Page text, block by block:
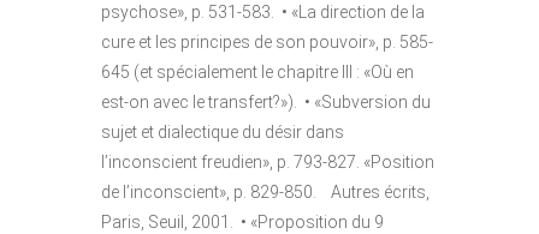
psychose», p. 531-583. • «La direction de la
cure et les principes de son pouvoir», p. 585-
645 (et spécialement le chapitre III : «Où en
est-on avec le transfert?»). • «Subversion du
sujet et dialectique du désir dans
l’inconscient freudien», p. 793-827. «Position
de l’inconscient», p. 829-850. Autres écrits,
Paris, Seuil, 2001. • «Proposition du 9